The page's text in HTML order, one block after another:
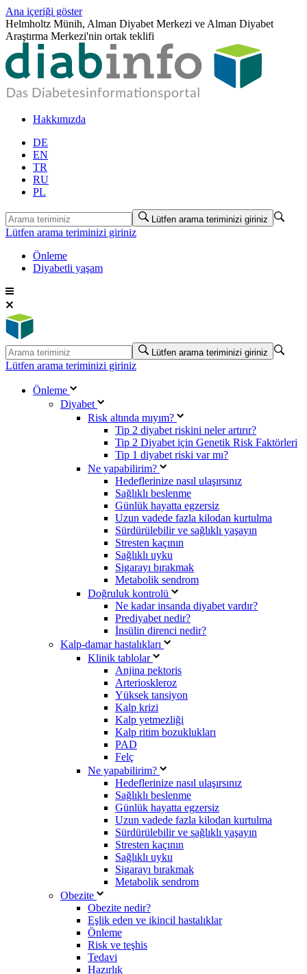
Ana içeriği göster
Helmholtz Münih, Alman Diyabet Merkezi ve Alman Diyabet
Araştırma Merkezi'nin ortak teklifi
Hakkımızda
DE
EN
TR
RU
PL
Lütfen arama teriminizi giriniz
Lütfen arama teriminizi giriniz
Önleme
Diyabetli yaşam
Lütfen arama teriminizi giriniz
Lütfen arama teriminizi giriniz
Önleme
Diyabet
Risk altında mıyım?
Tip 2 diyabet riskini neler artırır?
Tip 2 Diyabet için Genetik Risk Faktörleri
Tip 1 diyabet riski var mı?
Ne yapabilirim?
Hedeflerinize nasıl ulaşırsınız
Sağlıklı beslenme
Günlük hayatta egzersiz
Uzun vadede fazla kilodan kurtulma
Sürdürülebilir ve sağlıklı yaşayın
Stresten kaçının
Sağlıklı uyku
Sigarayı bırakmak
Metabolik sendrom
Doğruluk kontrolü
Ne kadar insanda diyabet vardır?
Prediyabet nedir?
İnsülin direnci nedir?
Kalp-damar hastalıkları
Klinik tablolar
Anjina pektoris
Arterioskleroz
Yüksek tansiyon
Kalp krizi
Kalp yetmezliği
Kalp ritim bozuklukları
PAD
Felç
Ne yapabilirim?
Hedeflerinize nasıl ulaşırsınız
Sağlıklı beslenme
Günlük hayatta egzersiz
Uzun vadede fazla kilodan kurtulma
Sürdürülebilir ve sağlıklı yaşayın
Stresten kaçının
Sağlıklı uyku
Sigarayı bırakmak
Metabolik sendrom
Obezite
Obezite nedir?
Eşlik eden ve ikincil hastalıklar
Önleme
Risk ve teşhis
Tedavi
Hazırlık